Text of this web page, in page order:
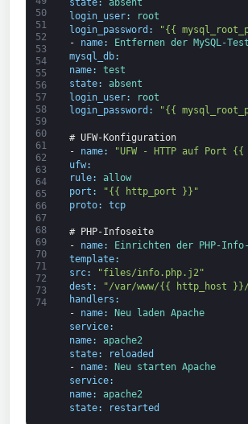
50
51
52
53
54
55
56
57
58
59
60
61
62
63
64
65
66
67
68
69
70
71
72
73
74
state:
absent
login_user:
root
login_password :
"{{
-
name: Entfernen der MySQL-
mysql_db:
name:
test
state:
absent
login_user:
root
login_password : "{{
# UFW-Konfiguration
-
name:
"UFW - HTTP auf Port
ufw:
rule:
allow
port :
"{{ http_port }}"
proto: tcp
# PHP-Infoseite
-
name: Einrichten der PHP-Info-
template:
src:
"files/info.php.j2"
dest :
"/var/www/{{ http_host
handlers :
-
name: Neu laden Apache
service:
name:
apache2
state:
reloaded
-
name: Neu starten Apache
service:
name:
apache2
state: restarted